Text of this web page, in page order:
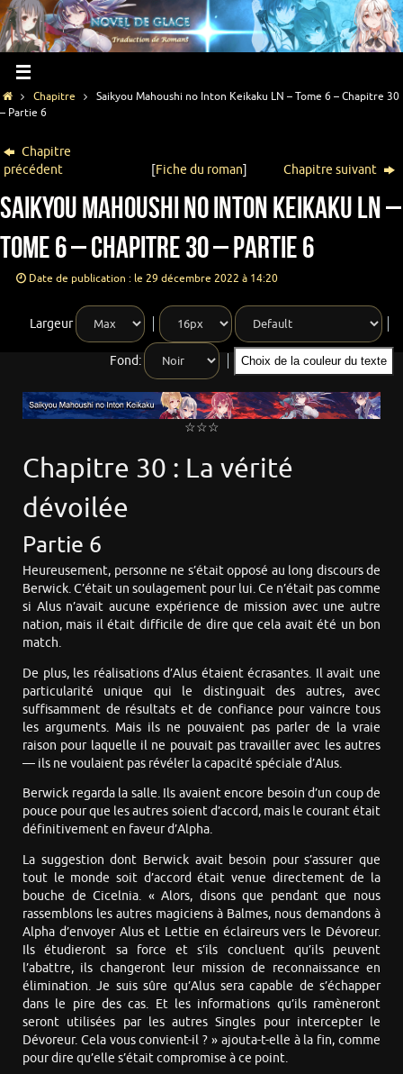
Chapitre
Saikyou Mahoushi no Inton Keikaku LN – Tome 6 – Chapitre 30
– Partie 6
Chapitre
précédent
[Fiche du roman] Chapitre suivant
Saikyou Mahoushi no Inton Keikaku LN –
Tome 6 – Chapitre 30 – Partie 6
Date de publication : le 29 décembre 2022 à 14:20
Largeur
Fond: Choix de la couleur du texte
☆☆☆
Chapitre 30 : La vérité
dévoilée
Partie 6
Heureusement, personne ne s’était opposé au long discours de
Berwick. C’était un soulagement pour lui. Ce n’était pas comme
si Alus n’avait aucune expérience de mission avec une autre
nation, mais il était difficile de dire que cela avait été un bon
match.
De plus, les réalisations d’Alus étaient écrasantes. Il avait une
particularité unique qui le distinguait des autres, avec
suffisamment de résultats et de confiance pour vaincre tous
les arguments. Mais ils ne pouvaient pas parler de la vraie
raison pour laquelle il ne pouvait pas travailler avec les autres
— ils ne voulaient pas révéler la capacité spéciale d’Alus.
Berwick regarda la salle. Ils avaient encore besoin d’un coup de
pouce pour que les autres soient d’accord, mais le courant était
définitivement en faveur d’Alpha.
La suggestion dont Berwick avait besoin pour s’assurer que
tout le monde soit d’accord était venue directement de la
bouche de Cicelnia. « Alors, disons que pendant que nous
rassemblons les autres magiciens à Balmes, nous demandons à
Alpha d’envoyer Alus et Lettie en éclaireurs vers le Dévoreur.
Ils étudieront sa force et s’ils concluent qu’ils peuvent
l’abattre, ils changeront leur mission de reconnaissance en
élimination. Je suis sûre qu’Alus sera capable de s’échapper
dans le pire des cas. Et les informations qu’ils ramèneront
seront utilisées par les autres Singles pour intercepter le
Dévoreur. Cela vous convient-il ? » ajouta-t-elle à la fin, comme
pour dire qu’elle s’était compromise à ce point.